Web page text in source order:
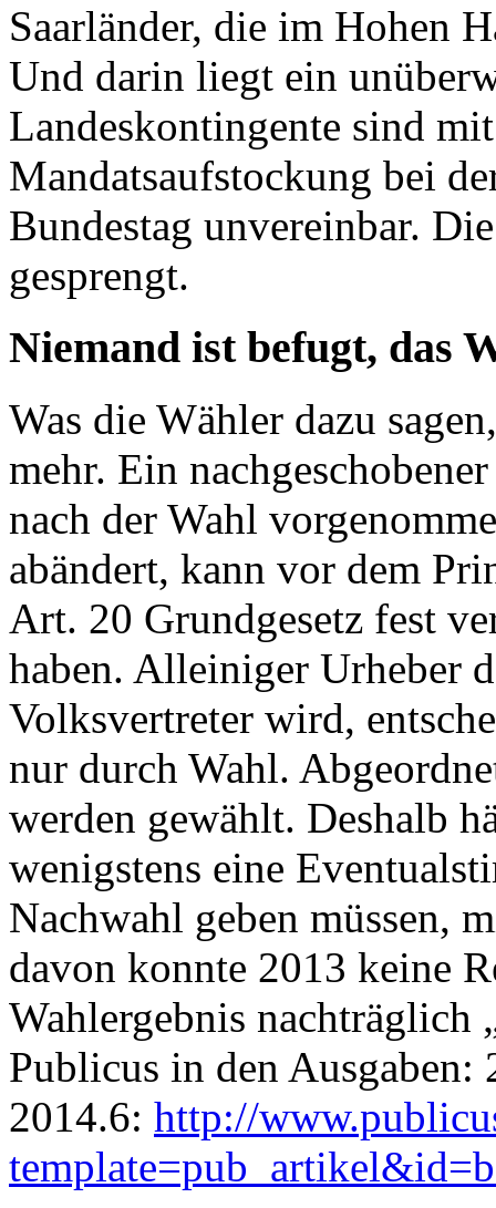
Saarländer, die im Hohen
Und darin liegt ein
Landeskontingente sind
Mandatsaufstockung bei
Bundestag unvereinbar.
gesprengt.
Niemand ist befugt, das
Was die Wähler dazu
mehr. Ein
nach der Wahl
abändert, kann vor dem
Art. 20 Grundgesetz fest
haben. Alleiniger Urheber
Volksvertreter wird,
nur durch Wahl.
werden gewählt. Deshalb
wenigstens eine
Nachwahl geben müssen,
davon konnte 2013 keine
Wahlergebnis nachträglich
Publicus in den
2014.6: http://